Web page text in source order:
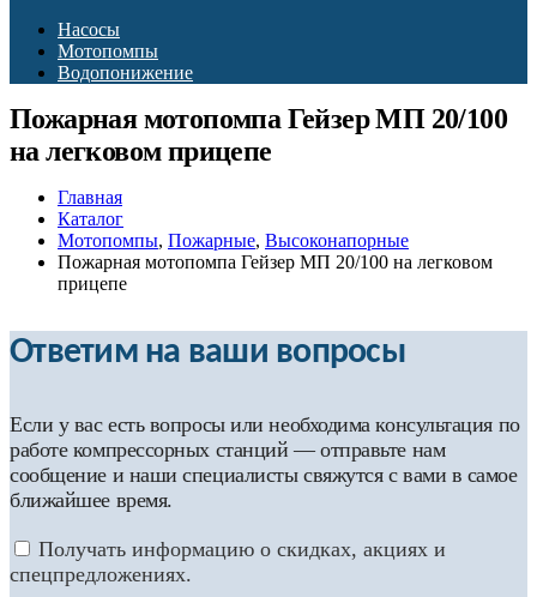
Насосы
Мотопомпы
Водопонижение
Пожарная мотопомпа Гейзер МП 20/100
на легковом прицепе
Главная
Каталог
Мотопомпы, Пожарные, Высоконапорные
Пожарная мотопомпа Гейзер МП 20/100 на легковом
прицепе
Ответим на ваши вопросы
Если у вас есть вопросы или необходима консультация по
работе компрессорных станций — отправьте нам
сообщение и наши специалисты свяжутся с вами в самое
ближайшее время.
Получать информацию о скидках, акциях и
спецпредложениях.